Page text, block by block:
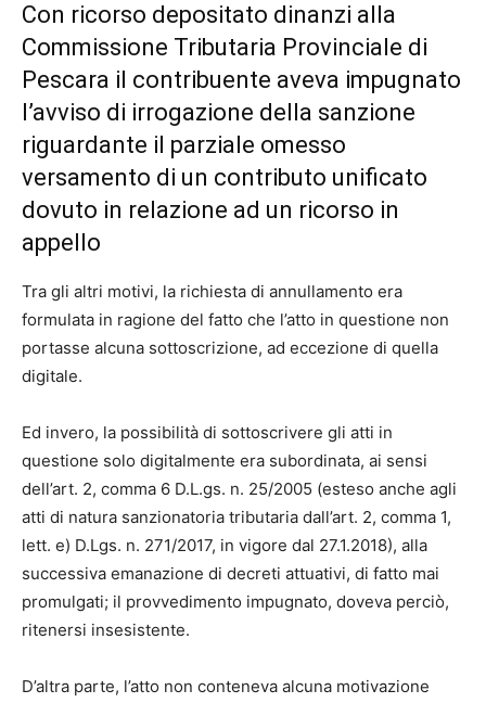
Con ricorso depositato dinanzi alla
Commissione Tributaria Provinciale di
Pescara il contribuente aveva impugnato
l’avviso di irrogazione della sanzione
riguardante il parziale omesso
versamento di un contributo unificato
dovuto in relazione ad un ricorso in
appello
Tra gli altri motivi, la richiesta di annullamento era
formulata in ragione del fatto che l’atto in questione non
portasse alcuna sottoscrizione, ad eccezione di quella
digitale.
Ed invero, la possibilità di sottoscrivere gli atti in
questione solo digitalmente era subordinata, ai sensi
dell’art. 2, comma 6 D.L.gs. n. 25/2005 (esteso anche agli
atti di natura sanzionatoria tributaria dall’art. 2, comma 1,
lett. e) D.Lgs. n. 271/2017, in vigore dal 27.1.2018), alla
successiva emanazione di decreti attuativi, di fatto mai
promulgati; il provvedimento impugnato, doveva perciò,
ritenersi insesistente.
D’altra parte, l’atto non conteneva alcuna motivazione